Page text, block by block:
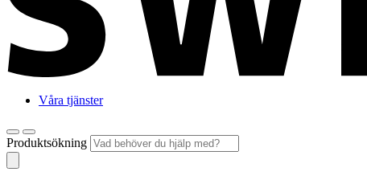
Våra tjänster
Produktsökning